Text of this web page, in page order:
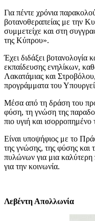
Για πέντε χρόνια
βοτανοθεραπείας με την
συμμετείχε και στη
της Κύπρου».
Έχει διδάξει βοτανολογία
εκπαίδευσης ενηλίκων,
Λακατάμιας και
προγράμματα του
Μέσα από τη δράση του
φύση, τη γνώση της
πιο υγιή και ισορροπημένο
Είναι υποψήφιος με το
της γνώσης, της φύσης και
πυλώνων για μια καλύτερη
για την κοινωνία.
Λεβέντη Απολλωνία